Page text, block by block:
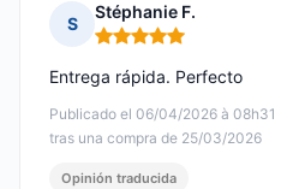
S
Stéphanie F.
Nota: 5 de 5
Publicado el 06/04/2026 à 08h31
tras una compra de 25/03/2026
Entrega rápida. Perfecto
Opinión traducida